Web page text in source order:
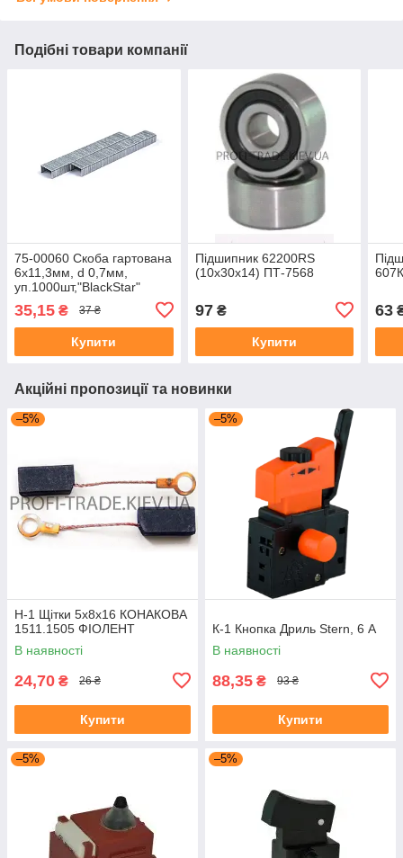
Подібні товари компанії
75-00060 Скоба гартована
6х11,3мм, d 0,7мм,
уп.1000шт,"BlackStar"
35,15 ₴ 37 ₴
Купити
Підшипник 62200RS
(10х30х14) ПТ-7568
97₴
Купити
63
Акційні пропозиції та новинки
–5%
Н-1 Щітки 5х8х16 КОНАКОВА
1511.1505 ФІОЛЕНТ
В наявності
24,70 ₴ 26 ₴
Купити
–5%
К-1 Кнопка Дриль Stern, 6 А
В наявності
88,35 ₴ 93 ₴
Купити
–5% –5%